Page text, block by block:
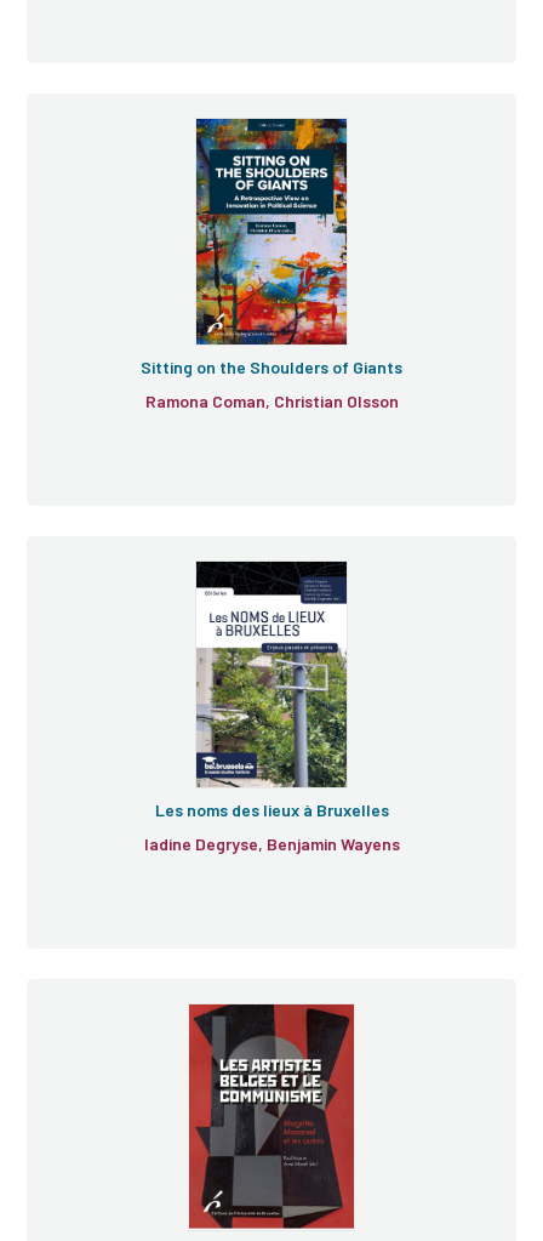
Sitting on the Shoulders of Giants
Ramona Coman, Christian Olsson
Les noms des lieux à Bruxelles
Iadine Degryse, Benjamin Wayens